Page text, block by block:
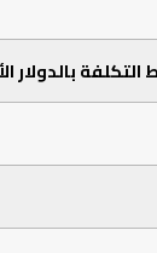
بالدولار